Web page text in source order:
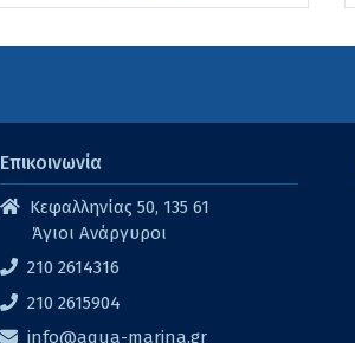
Επικοινωνία
Κεφαλληνίας 50, 135 61
Άγιοι Ανάργυροι
210 2614316
210 2615904
info@aqua-marina.gr